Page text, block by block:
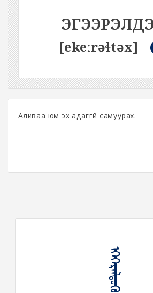
[ekeːrəɬtəx]
Аливаа юм эх адаггүй самуурах.
ᠡᠭᠡᠭᠡᠷᠡᠯᠳᠦᠬᠦ